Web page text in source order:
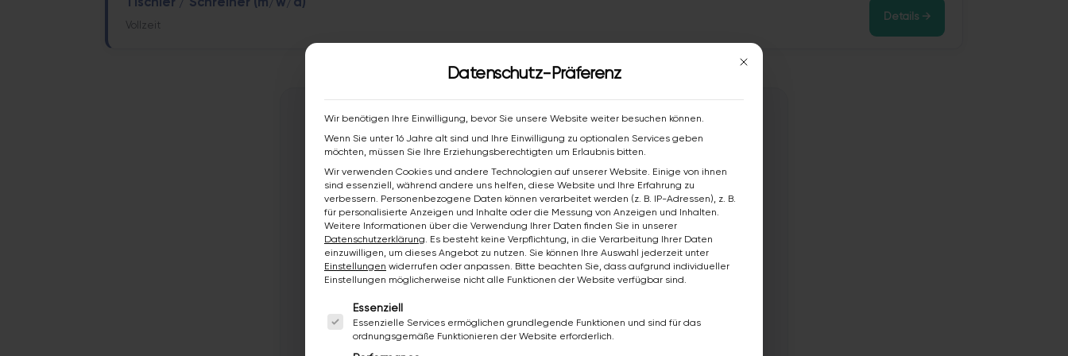
Tischler / Schreiner (m/w/d)
Vollzeit
Details →
INITIATIVBEWERBUNG
Nichts Passendes dabei?
Schick uns deine Initiativbewerbung für Fusch a. d.
Glocknerstraße. Wir melden uns persönlich zurück.
Mit diesem Button wird der Dialog geschlossen. Seine Funktionalität
Datenschutz-Präferenz
Wir benötigen Ihre Einwilligung, bevor Sie unsere Website weiter besuchen können.
Wenn Sie unter 16 Jahre alt sind und Ihre Einwilligung zu optionalen Services geben
möchten, müssen Sie Ihre Erziehungsberechtigten um Erlaubnis bitten.
Wir verwenden Cookies und andere Technologien auf unserer Website. Einige von ihnen
sind essenziell, während andere uns helfen, diese Website und Ihre Erfahrung zu
verbessern. Personenbezogene Daten können verarbeitet werden (z. B. IP-Adressen), z. B.
für personalisierte Anzeigen und Inhalte oder die Messung von Anzeigen und Inhalten.
Weitere Informationen über die Verwendung Ihrer Daten finden Sie in unserer
Datenschutzerklärung. Es besteht keine Verpflichtung, in die Verarbeitung Ihrer Daten
einzuwilligen, um dieses Angebot zu nutzen. Sie können Ihre Auswahl jederzeit unter
Einstellungen widerrufen oder anpassen. Bitte beachten Sie, dass aufgrund individueller
Einstellungen möglicherweise nicht alle Funktionen der Website verfügbar sind.
Es folgt eine Liste der Service-Gruppen, für die eine Einwilligung erteilt werden kann. Die erste Service-Gruppe ist
Essenziell
Essenzielle Services ermöglichen grundlegende Funktionen und sind für das
ordnungsgemäße Funktionieren der Website erforderlich.